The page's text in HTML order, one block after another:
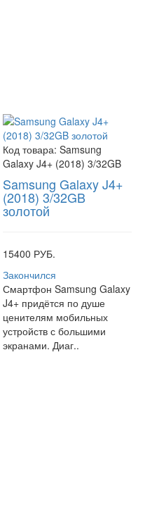
Код товара: Samsung
Galaxy J4+ (2018) 3/32GB
Samsung Galaxy J4+
(2018) 3/32GB
золотой
15400 РУБ.
Закончился
Смартфон Samsung Galaxy
J4+ придётся по душе
ценителям мобильных
устройств с большими
экранами. Диаг..